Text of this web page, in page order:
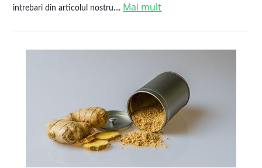
intrebari din articolul nostru.... Mai mult